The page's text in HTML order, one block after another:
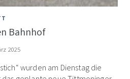
Bahnhof
2025
wurden am Dienstag die